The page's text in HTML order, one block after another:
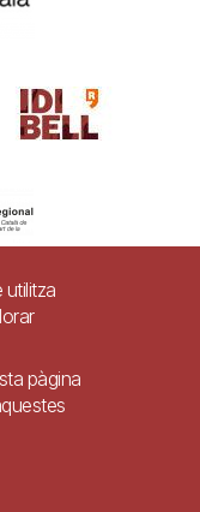
Ajuda
utilitza
pàgina